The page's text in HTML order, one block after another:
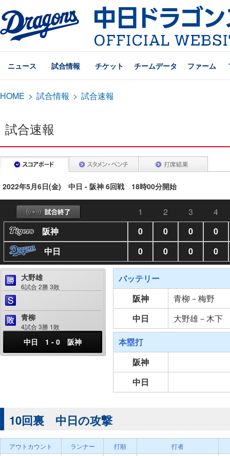
ニュース 試合情報 チケット チームデータ ファーム
HOME > 試合情報 > 試合速報
試合速報
2022年5月6日(金) 中日 - 阪神 6回戦 18時00分開始
1 2 3
4
阪神
0 0 0
0
中日
0 0 0 0
大野雄
6試合 2勝 3敗
青柳
4試合 3勝 1敗
中日 1 - 0 阪神
バッテリー
阪神
青柳－梅野
中日
大野雄－木下
本塁打
阪神
中日
10回裏 中日の攻撃
アウトカウント ランナー 打順 打者